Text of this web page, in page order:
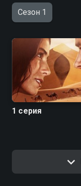
Сезон 1
1 серия